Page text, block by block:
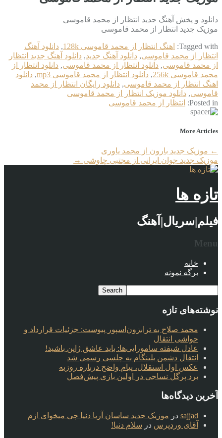
دانلود و پخش آهنگ جدید انتظار از محمد قاموسی
موزیک جدید انتظار از محمد قاموسی
Tagged with: اهنگ انتظار از محمد قاموسی 128k , دانلود آهنگ
انتظار از محمد قاموسی, دانلود آهنگ جدید, دانلود آهنگ جدید انتظار
از محمد قاموسی, دانلود انتظار از محمد قاموسی, دانلود انتظار از
محمد قاموسی 256k
, دانلود انتظار از محمد قاموسی mp3 , دانلود
اهنگ انتظار از محمد قاموسی, دانلود رایگان انتظار از محمد
قاموسی, دانلود موزیک انتظار از محمد قاموسی
Posted in:
انتظار از محمد قاموسی
More Articles
← موزیک جدید بارون از محمد یاوری
موزیک جدید جوان ایرانی از مجتبی چاوشی →
تازه ها
فیلم|سریال|آهنگ
Menu
خانه
برگه نمونه
نوشته‌های تازه
محمد صلاح به ترابزون‌اسپور پیوست: جزئیات قرارداد و
حواشی انتقال
عادل شیفته سامورایی‌ها: باید عاشق ژاپن باشید!
انتقال دشمن بلینگام به چلسی رسمی شد
عکس اول استقلال، پیام واضح درباره روزبه
برد پرگل نساجی در اولین بازی پیش‌فصل
آخرین دیدگاه‌ها
sajjad در موزیک جدید ساسان آریا دنیا چی میخوای ازم
آقای وردپرس در سلام دنیا!